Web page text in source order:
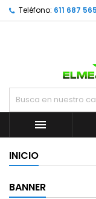
Teléfono: 611 687 565

INICIO
BANNER